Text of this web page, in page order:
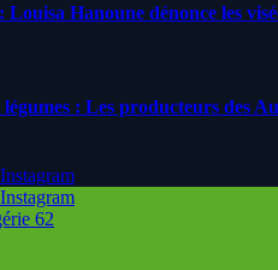
Hanoune dénonce les
: Les producteurs des
Instagram
Instagram